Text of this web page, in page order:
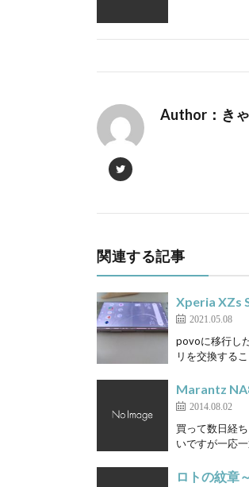
Author：き
関連する記事
Xperia XZs
2021.05.08
povoに移行し
リを交換する
Marantz
2014.08.02
買って数日経
いですが一応
ロトの紋章